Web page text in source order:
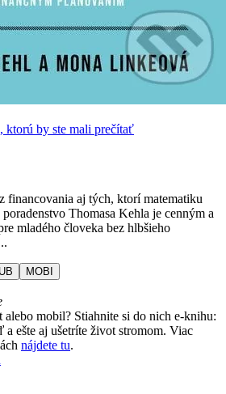
ktorú by ste mali prečítať
financovania aj tých, ktorí matematiku
Thomasa Kehla je cenným a
mladého človeka bez hlbšieho
MOBI
alebo mobil? Stiahnite si do nich e-knihu:
a ešte aj ušetríte život stromom. Viac
nájdete tu.